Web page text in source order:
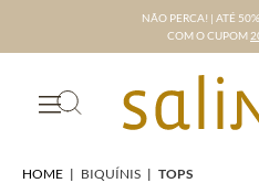
NÃO PERCA! | ATÉ
COM O CUPOM
HOME | BIQUÍNIS | TOPS